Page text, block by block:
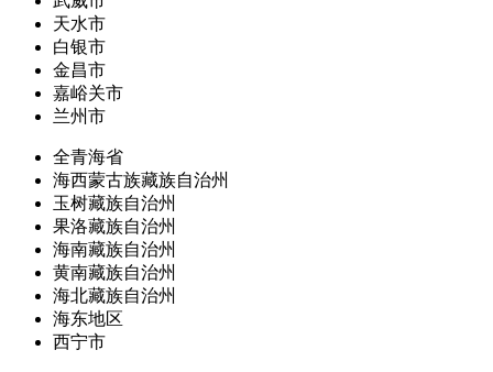
天水市
白银市
金昌市
嘉峪关市
兰州市
全青海省
海西蒙古族藏族自治州
玉树藏族自治州
果洛藏族自治州
海南藏族自治州
黄南藏族自治州
海北藏族自治州
海东地区
西宁市